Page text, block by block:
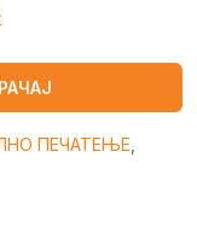
ПЕЧАТЕЊЕ